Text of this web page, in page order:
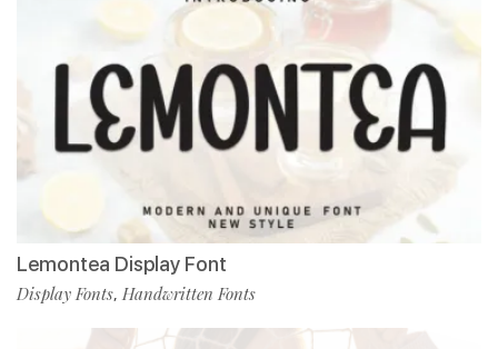
Lemontea Display Font
Display Fonts, Handwritten Fonts